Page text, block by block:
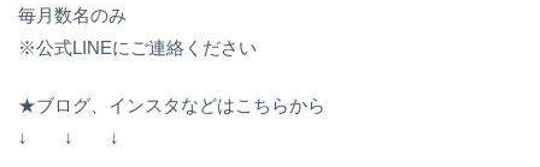
毎月数名のみ
※公式LINEにご連絡ください
★ブログ、インスタなどはこちらから
↓ ↓ ↓